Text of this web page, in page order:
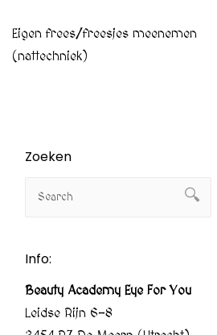
Eigen frees/freesjes meenemen
(nattechniek)
Zoeken
Info:
Beauty Academy Eye For You
Leidse Rijn 6-8